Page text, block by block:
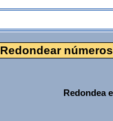
Redondear
Redondea